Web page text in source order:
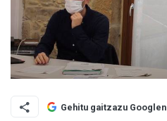
Gehitu gaitzazu Googlen